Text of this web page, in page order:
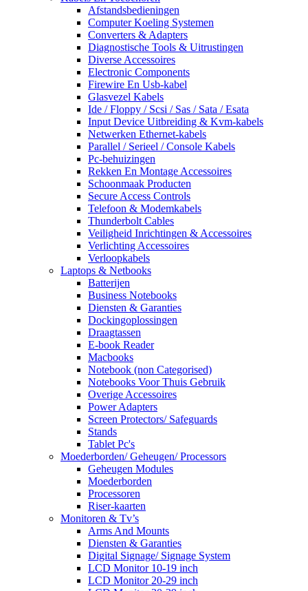
Afstandsbedieningen
Computer Koeling Systemen
Converters & Adapters
Diagnostische Tools & Uitrustingen
Diverse Accessoires
Electronic Components
Firewire En Usb-kabel
Glasvezel Kabels
Ide / Floppy / Scsi / Sas / Sata / Esata
Input Device Uitbreiding & Kvm-kabels
Netwerken Ethernet-kabels
Parallel / Serieel / Console Kabels
Pc-behuizingen
Rekken En Montage Accessoires
Schoonmaak Producten
Secure Access Controls
Telefoon & Modemkabels
Thunderbolt Cables
Veiligheid Inrichtingen & Accessoires
Verlichting Accessoires
Verloopkabels
Laptops & Netbooks
Batterijen
Business Notebooks
Diensten & Garanties
Dockingoplossingen
Draagtassen
E-book Reader
Macbooks
Notebook (non Categorised)
Notebooks Voor Thuis Gebruik
Overige Accessoires
Power Adapters
Screen Protectors/ Safeguards
Stands
Tablet Pc's
Moederborden/ Geheugen/ Processors
Geheugen Modules
Moederborden
Processoren
Riser-kaarten
Monitoren & Tv’s
Arms And Mounts
Diensten & Garanties
Digital Signage/ Signage System
LCD Monitor 10-19 inch
LCD Monitor 20-29 inch